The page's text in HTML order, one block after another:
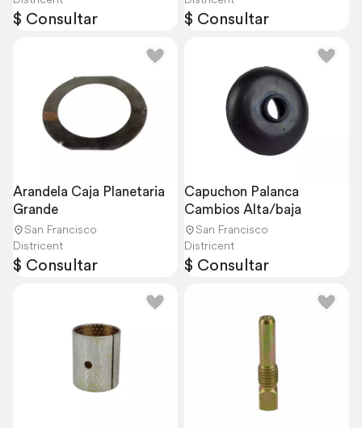
$ Consultar $ Consultar
Arandela Caja Planetaria
Grande
San Francisco
Districent
$ Consultar
Capuchon Palanca
Cambios Alta/baja
San Francisco
Districent
$ Consultar